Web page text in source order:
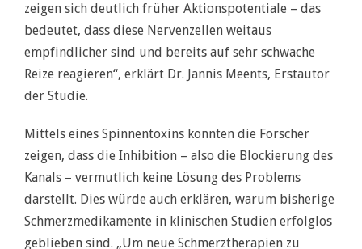
zeigen sich deutlich früher Aktionspotentiale – das
bedeutet, dass diese Nervenzellen weitaus
empfindlicher sind und bereits auf sehr schwache
Reize reagieren“, erklärt Dr. Jannis Meents, Erstautor
der Studie.
Mittels eines Spinnentoxins konnten die Forscher
zeigen, dass die Inhibition – also die Blockierung des
Kanals – vermutlich keine Lösung des Problems
darstellt. Dies würde auch erklären, warum bisherige
Schmerzmedikamente in klinischen Studien erfolglos
geblieben sind. „Um neue Schmerztherapien zu